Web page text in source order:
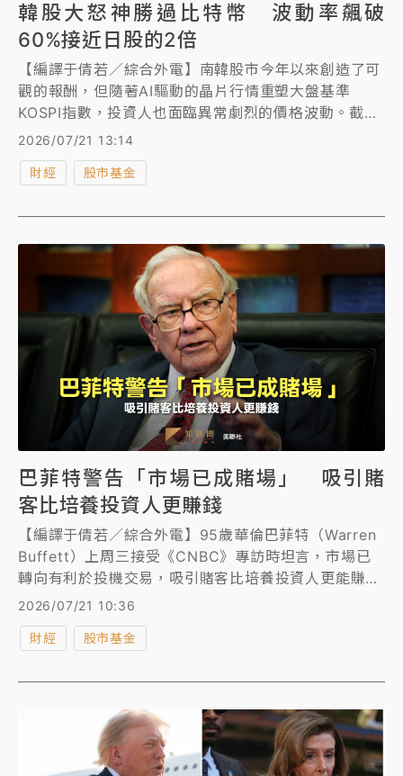
韓股大怒神勝過比特幣 波動率飆破
60%接近日股的2倍
【編譯于倩若／綜合外電】南韓股市今年以來創造了可
觀的報酬，但隨著AI驅動的晶片行情重塑大盤基準
KOSPI指數，投資人也面臨異常劇烈的價格波動。截至
7月20日，KOSPI的報酬波動率超過60%，接近日本日
經225指數的2倍，甚至高於同期比特幣的波動率。
2026/07/21 13:14
財經 股市基金
巴菲特警告「市場已成賭場」 吸引賭
客比培養投資人更賺錢
【編譯于倩若／綜合外電】95歲華倫巴菲特（Warren
Buffett）上周三接受《CNBC》專訪時坦言，市場已
轉向有利於投機交易，吸引賭客比培養投資人更能賺
錢。他對此感到擔憂，給投資人的訊息：務必小心。
2026/07/21 10:36
財經 股市基金